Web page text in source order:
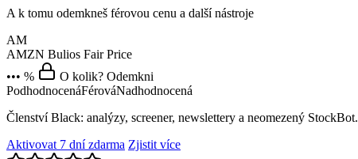
A k tomu odemkneš férovou cenu a další nástroje
AM
AMZN Bulios Fair Price
••• %
O kolik? Odemkni
PodhodnocenáFérováNadhodnocená
Členství Black: analýzy, screener, newslettery a neomezený StockBot.
Aktivovat 7 dní zdarma Zjistit více